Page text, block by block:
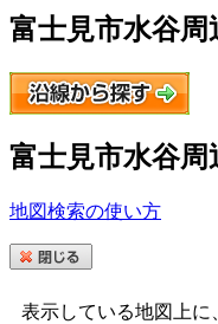
富士見市水谷周
富士見市水谷周
地図検索の使い方
表示している地図上に